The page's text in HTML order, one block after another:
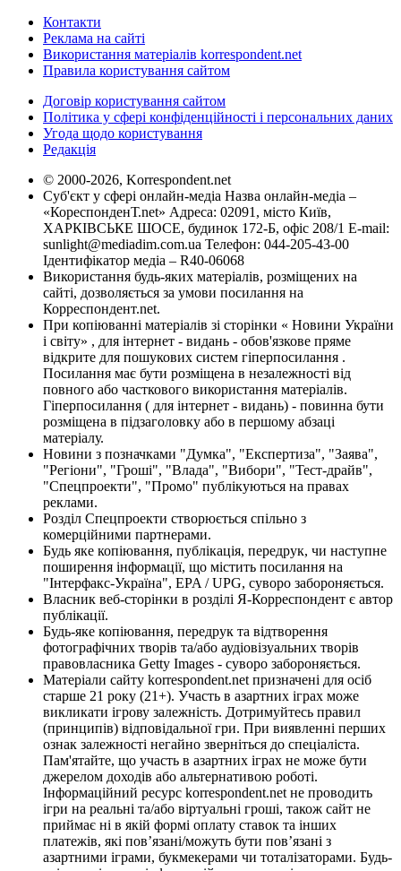
Контакти
Реклама на сайті
Використання матеріалів korrespondent.net
Правила користування сайтом
Договір користування сайтом
Політика у сфері конфіденційності і персональних даних
Угода щодо користування
Редакція
© 2000-2026, Korrespondent.net
Суб'єкт у сфері онлайн-медіа Назва онлайн-медіа –
«КореспонденТ.net» Адреса: 02091, місто Київ,
ХАРКІВСЬКЕ ШОСЕ, будинок 172-Б, офіс 208/1 E-mail:
sunlight@mediadim.com.ua Телефон: 044-205-43-00
Ідентифікатор медіа – R40-06068
Використання будь-яких матеріалів, розміщених на
сайті, дозволяється за умови посилання на
Корреспондент.net.
При копіюванні матеріалів зі сторінки « Новини України
і світу» , для інтернет - видань - обов'язкове пряме
відкрите для пошукових систем гіперпосилання .
Посилання має бути розміщена в незалежності від
повного або часткового використання матеріалів.
Гіперпосилання ( для інтернет - видань) - повинна бути
розміщена в підзаголовку або в першому абзаці
матеріалу.
Новини з позначками "Думка", "Експертиза", "Заява",
"Регіони", "Гроші", "Влада", "Вибори", "Тест-драйв",
"Спецпроекти", "Промо" публікуються на правах
реклами.
Розділ Спецпроекти створюється спільно з
комерційними партнерами.
Будь яке копіювання, публікація, передрук, чи наступне
поширення інформації, що містить посилання на
"Інтерфакс-Україна", EPA / UPG, суворо забороняється.
Власник веб-сторінки в розділі Я-Корреспондент є автор
публікації.
Будь-яке копіювання, передрук та відтворення
фотографічних творів та/або аудіовізуальних творів
правовласника Getty Images - суворо забороняється.
Матеріали сайту korrespondent.net призначені для осіб
старше 21 року (21+). Участь в азартних іграх може
викликати ігрову залежність. Дотримуйтесь правил
(принципів) відповідальної гри. При виявленні перших
ознак залежності негайно зверніться до спеціаліста.
Пам'ятайте, що участь в азартних іграх не може бути
джерелом доходів або альтернативою роботі.
Інформаційний ресурс korrespondent.net не проводить
ігри на реальні та/або віртуальні гроші, також сайт не
приймає ні в якій формі оплату ставок та інших
платежів, які пов’язані/можуть бути пов’язані з
азартними іграми, букмекерами чи тоталізаторами. Будь-